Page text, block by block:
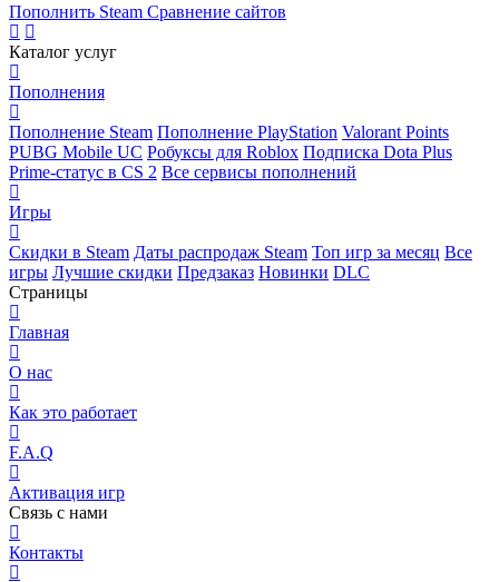
Пополнить Steam Сравнение сайтов
Каталог услуг
Пополнения
Пополнение Steam Пополнение PlayStation Valorant Points
PUBG Mobile UC Робуксы для Roblox Подписка Dota Plus
Prime-статус в CS 2 Все сервисы пополнений
Игры
Скидки в Steam Даты распродаж Steam Топ игр за месяц Все
игры Лучшие скидки Предзаказ Новинки DLC
Страницы
Главная
О нас
Как это работает
F.A.Q
Активация игр
Связь с нами
Контакты